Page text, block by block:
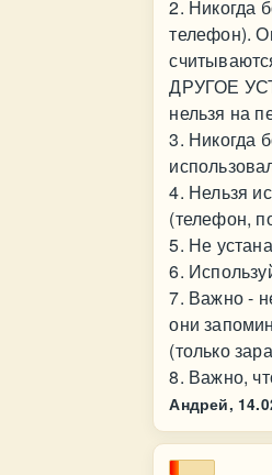
2. Никогда
телефон).
ДРУГОЕ
нельзя на
3. Никогда
4. Нельзя
(телефон,
5. Не
6.
7. Важно -
они
(только
8. Важно,
Андрей,